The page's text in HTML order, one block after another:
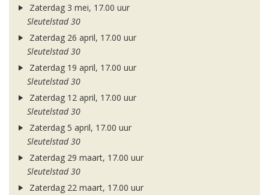
Zaterdag 3 mei, 17.00 uur
Sleutelstad 30
Zaterdag 26 april, 17.00 uur
Sleutelstad 30
Zaterdag 19 april, 17.00 uur
Sleutelstad 30
Zaterdag 12 april, 17.00 uur
Sleutelstad 30
Zaterdag 5 april, 17.00 uur
Sleutelstad 30
Zaterdag 29 maart, 17.00 uur
Sleutelstad 30
Zaterdag 22 maart, 17.00 uur